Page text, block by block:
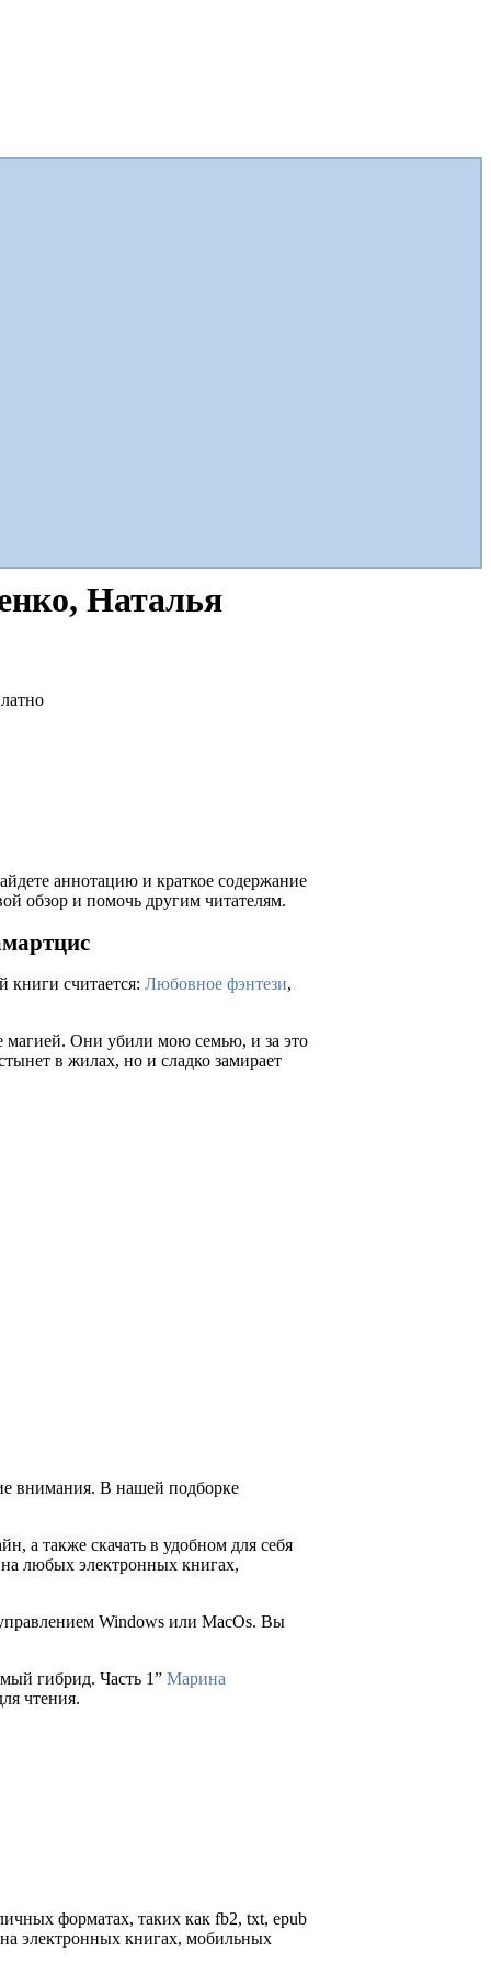
Наталья
аннотацию и краткое содержание
обзор и помочь другим читателям.
книги считается: Любовное фэнтези,
магией. Они убили мою семью, и за это
в жилах, но и сладко замирает
внимания. В нашей подборке
а также скачать в удобном для себя
любых электронных книгах,
Windows или MacOs. Вы
гибрид. Часть 1” Марина
чтения.
форматах, таких как fb2, txt, epub
электронных книгах, мобильных